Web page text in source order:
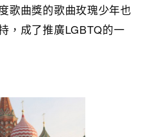
歌曲獎的歌曲玫瑰少年也
，成了推廣LGBTQ的一